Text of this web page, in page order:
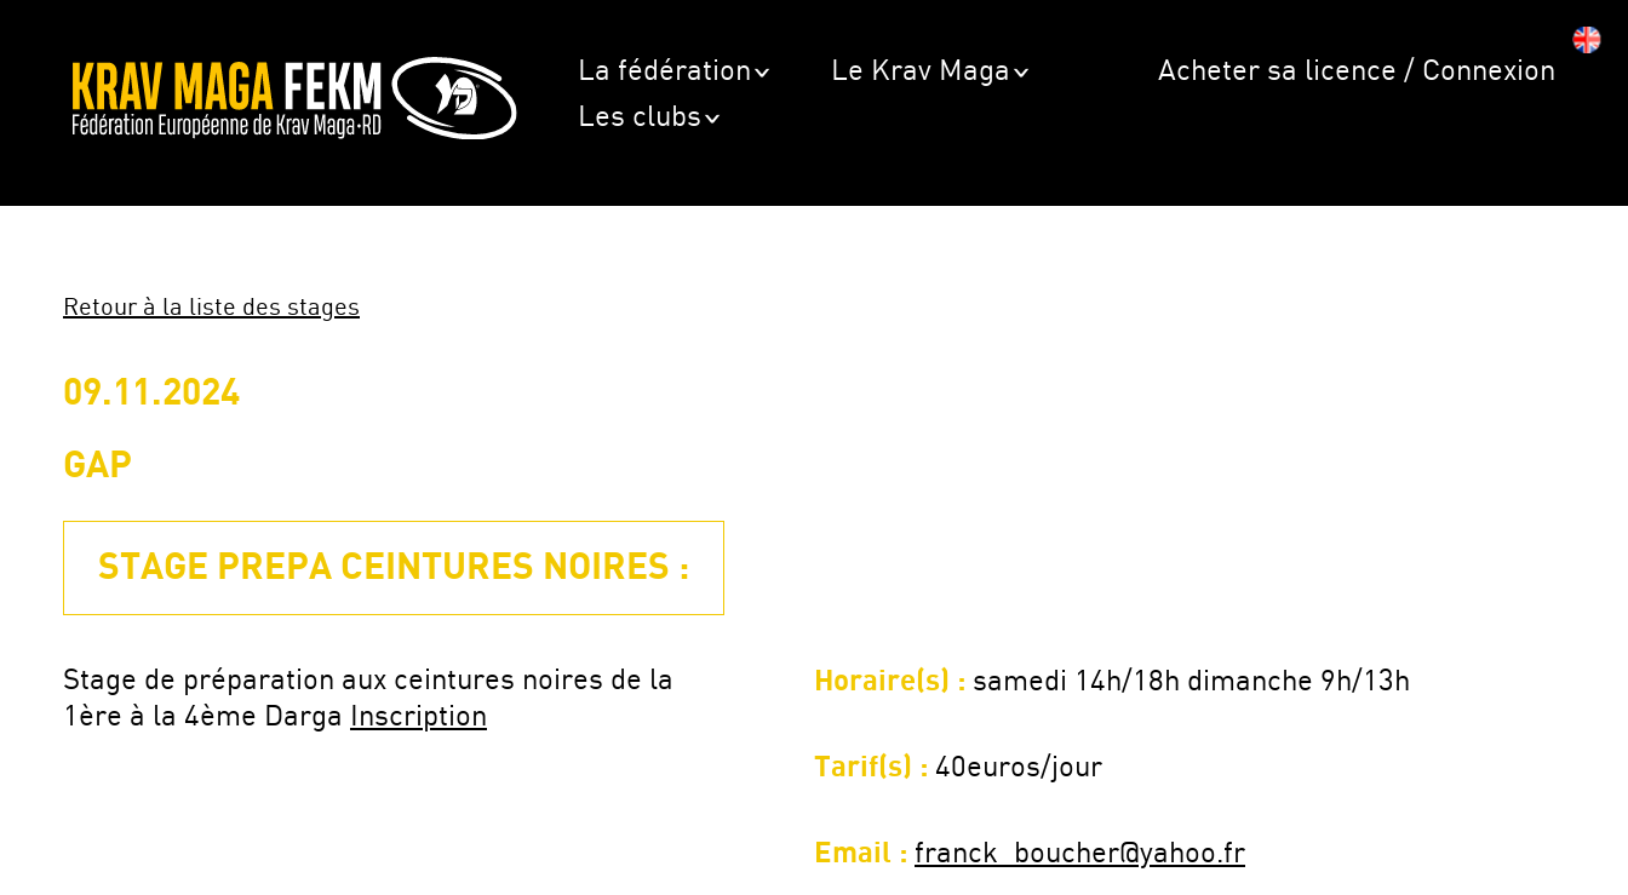
La fédération
Le Krav Maga
Les clubs
Acheter sa licence / Connexion
Retour à la liste des stages
09.11.2024
GAP
STAGE PREPA CEINTURES NOIRES :
Stage de préparation aux ceintures noires de la
1ère à la 4ème Darga Inscription
Horaire(s) : samedi 14h/18h dimanche 9h/13h
Tarif(s) : 40euros/jour
Email : franck_boucher@yahoo.fr